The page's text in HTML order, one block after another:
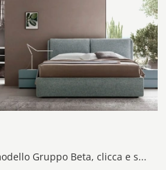
Se vuoi sapere di più sul modello Gruppo Beta, clicca e scopri i Comodini e comò Maronese ideali per la tua zona del riposo.